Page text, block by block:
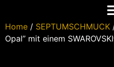
Home / SEPTUMSCHMUCK
Opal” mit einem